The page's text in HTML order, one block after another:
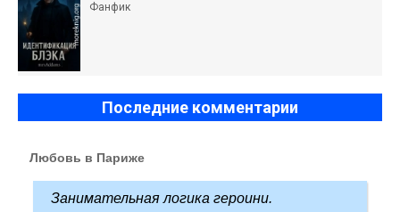
Фанфик
Последние комментарии
Любовь в Париже
Занимательная логика героини.